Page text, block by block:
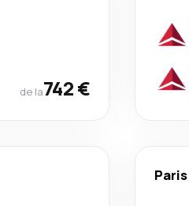
de la742 €
Paris